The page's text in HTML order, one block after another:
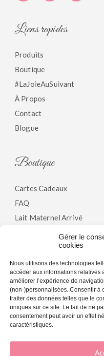
Gérer le
cookies
Nous utilisons des technologies
accéder aux informations relatives
améliorer l’expérience de
(non-)personnalisées. Consentir à
traiter des données telles que le
uniques sur ce site. Le fait de ne
consentement peut avoir un effet
caractéristiques.
Liens rapides
Produits
Boutique
#LaJoieAuSuivant
À Propos
Contact
Blogue
Boutique
Cartes Cadeaux
FAQ
Lait Maternel Arrivé
Modalités & Conditions
Politique De
Politique De Cookies (CA)
© 2026 La Joie En Rose - Agence